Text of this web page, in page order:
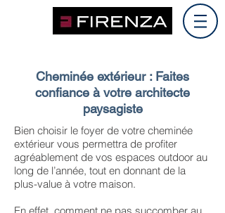
Cheminée extérieur : Faites
confiance à votre architecte
paysagiste
Bien choisir le foyer de votre cheminée
extérieur vous permettra de profiter
agréablement de vos espaces outdoor au
long de l’année, tout en donnant de la
plus-value à votre maison.